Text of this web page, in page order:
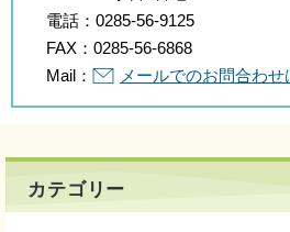
電話： 0285-56-9125
FAX： 0285-56-6868
Mail：
メールでのお問合わせ
カテゴリー